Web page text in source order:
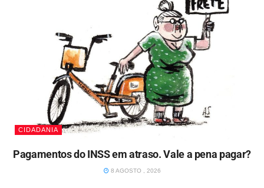
CIDADANIA
Pagamentos do INSS em atraso. Vale a pena pagar?
8 AGOSTO , 2026